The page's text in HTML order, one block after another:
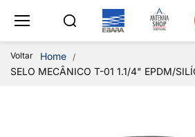
conteúd
Voltar
Home
SELO MECÂNICO T-01 1.1/4" EPDM/